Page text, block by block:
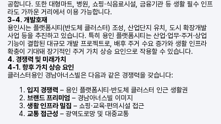
공합니다. 또한 대형마트, 병원, 쇼핑·식음료시설, 금융기관 등 생활 필수 인프
라도 가까운 거리에서 이용 가능합니다.
3-4. 개발호재
용인시는 플랫폼시티(반도체 클러스터) 조성, 산업단지 유치, 도시 확장개발
사업 등을 추진하고 있습니다. 특히 용인 플랫폼시티는 산업·업무·주거·상업
기능이 결합된 대규모 개발 프로젝트로, 배후 주거 수요 증가와 생활 인프라
확충이 기대돼 장기적인 주거 가치 상승 요인으로 작용할 수 있습니다.
4. 경쟁력 및 미래가치
4-1. 향후 가치 상승 요인
클러스터용인 경남아너스빌은 다음과 같은 경쟁력을 갖습니다:
입지 경쟁력 – 용인 플랫폼시티·반도체 클러스터 인근 생활권
브랜드 프리미엄 – 경남아너스빌 이미지
생활 인프라 밀집 – 쇼핑·교육·편의시설 접근
교통 접근성 – 광역도로망 및 대중교통